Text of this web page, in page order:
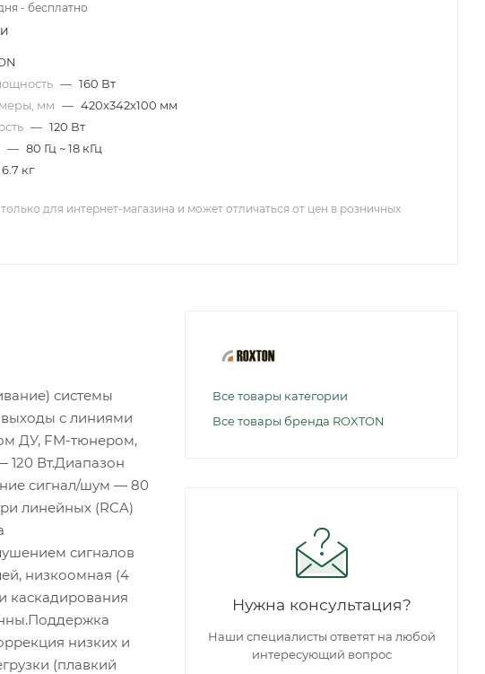
- бесплатно
— 160 Вт
мм — 420x342x100 мм
— 120 Вт
— 80 Гц ~ 18 кГц
6.7 кг
для интернет-магазина и может отличаться от цен в розничных
системы
с линиями
ДУ, FM-тюнером,
Вт.Диапазон
сигнал/шум — 80
линейных (RCA)
сигналов
низкоомная (4
каскадирования
низких и
(плавкий
Все товары категории
Все товары бренда ROXTON
Нужна консультация?
Наши специалисты ответят на любой
интересующий вопрос